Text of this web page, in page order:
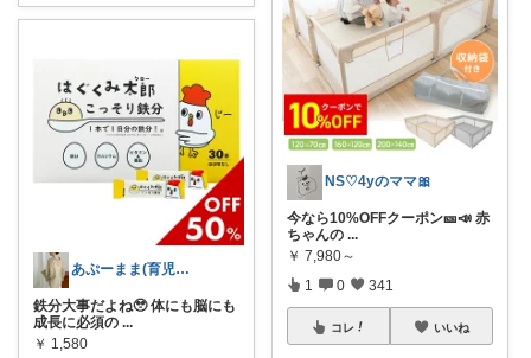
あぷーまま(育児グッズ×ママグッズ)
鉄分大事だよね🥹 体にも脳にも
成長に必須の ...
￥ 1,580
NS♡4yのママ🎀
今なら10%OFFクーポン🎫📣 赤
ちゃんの ...
￥ 7,980～
1 0 341
コレ いいね